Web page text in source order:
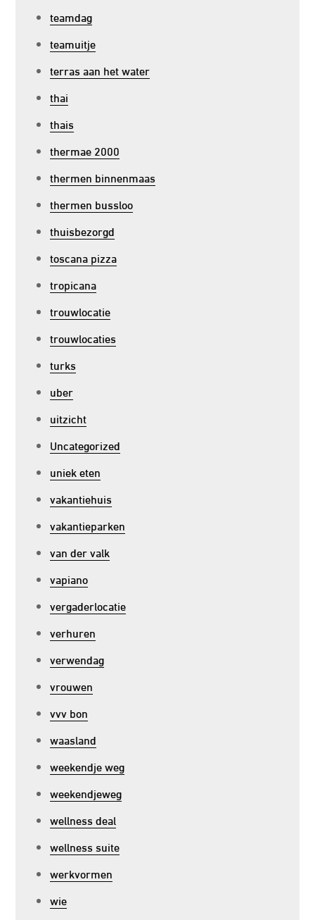
teamdag
teamuitje
terras aan het water
thai
thais
thermae 2000
thermen binnenmaas
thermen bussloo
thuisbezorgd
toscana pizza
tropicana
trouwlocatie
trouwlocaties
turks
uber
uitzicht
Uncategorized
uniek eten
vakantiehuis
vakantieparken
van der valk
vapiano
vergaderlocatie
verhuren
verwendag
vrouwen
vvv bon
waasland
weekendje weg
weekendjeweg
wellness deal
wellness suite
werkvormen
wie